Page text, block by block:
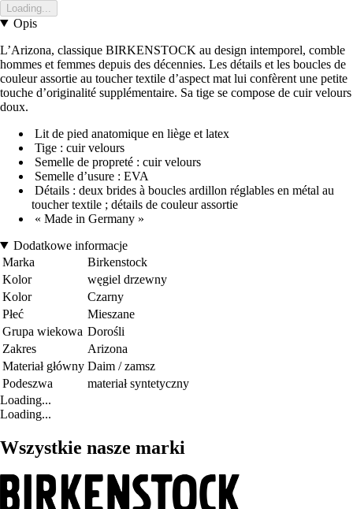
Loading...
Opis
L’Arizona, classique BIRKENSTOCK au design intemporel, comble
hommes et femmes depuis des décennies. Les détails et les boucles de
couleur assortie au toucher textile d’aspect mat lui confèrent une petite
touche d’originalité supplémentaire. Sa tige se compose de cuir velours
doux.
Lit de pied anatomique en liège et latex
Tige : cuir velours
Semelle de propreté : cuir velours
Semelle d’usure : EVA
Détails : deux brides à boucles ardillon réglables en métal au
toucher textile ; détails de couleur assortie
« Made in Germany »
Dodatkowe informacje
Marka
Birkenstock
Kolor
węgiel drzewny
Kolor
Czarny
Płeć
Mieszane
Grupa wiekowa Dorośli
Zakres
Arizona
Materiał główny Daim / zamsz
Podeszwa
materiał syntetyczny
Loading...
Loading...
Wszystkie nasze marki